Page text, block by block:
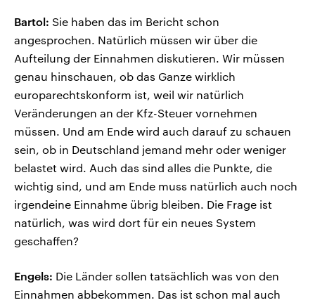
Bartol: Sie haben das im Bericht schon
angesprochen. Natürlich müssen wir über die
Aufteilung der Einnahmen diskutieren. Wir müssen
genau hinschauen, ob das Ganze wirklich
europarechtskonform ist, weil wir natürlich
Veränderungen an der Kfz-Steuer vornehmen
müssen. Und am Ende wird auch darauf zu schauen
sein, ob in Deutschland jemand mehr oder weniger
belastet wird. Auch das sind alles die Punkte, die
wichtig sind, und am Ende muss natürlich auch noch
irgendeine Einnahme übrig bleiben. Die Frage ist
natürlich, was wird dort für ein neues System
geschaffen?
Engels: Die Länder sollen tatsächlich was von den
Einnahmen abbekommen. Das ist schon mal auch